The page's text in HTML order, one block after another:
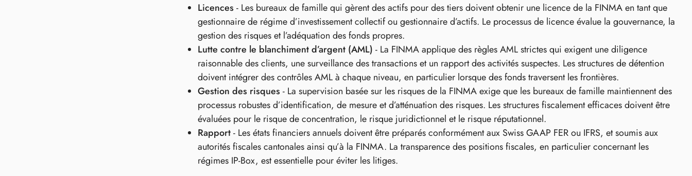
Licences - Les bureaux de famille qui gèrent des actifs pour des tiers doivent obtenir une licence de la FINMA en tant que
gestionnaire de régime d’investissement collectif ou gestionnaire d’actifs. Le processus de licence évalue la gouvernance, la
gestion des risques et l’adéquation des fonds propres.
Lutte contre le blanchiment d’argent (AML) - La FINMA applique des règles AML strictes qui exigent une diligence
raisonnable des clients, une surveillance des transactions et un rapport des activités suspectes. Les structures de détention
doivent intégrer des contrôles AML à chaque niveau, en particulier lorsque des fonds traversent les frontières.
Gestion des risques - La supervision basée sur les risques de la FINMA exige que les bureaux de famille maintiennent des
processus robustes d’identification, de mesure et d’atténuation des risques. Les structures fiscalement efficaces doivent être
évaluées pour le risque de concentration, le risque juridictionnel et le risque réputationnel.
Rapport- Les états financiers annuels doivent être préparés conformément aux Swiss GAAP FER ou IFRS, et soumis aux
autorités fiscales cantonales ainsi qu’à la FINMA. La transparence des positions fiscales, en particulier concernant les
régimes IP‑Box, est essentielle pour éviter les litiges.